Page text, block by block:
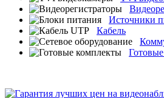
Источники
Кабель